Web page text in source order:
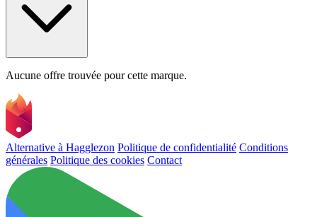
Aucune offre trouvée pour cette marque.
Alternative à Hagglezon Politique de confidentialité Conditions
générales Politique des cookies Contact